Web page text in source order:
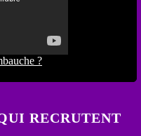
?
RECRUTENT